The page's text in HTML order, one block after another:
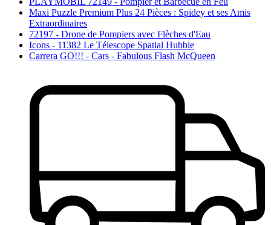
Maxi Puzzle Premium Plus 24 Pièces : Spidey et ses Amis
Extraordinaires
72197 - Drone de Pompiers avec Flèches d'Eau
Icons - 11382 Le Télescope Spatial Hubble
Carrera GO!!! - Cars - Fabulous Flash McQueen